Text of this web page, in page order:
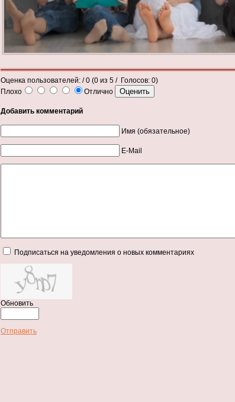
Оценка пользователей: / 0 (0 из 5 / Голосов: 0)
Плохо
Отлично
Добавить комментарий
Имя (обязательное)
E-Mail
Подписаться на уведомления о новых комментариях
Обновить
Отправить